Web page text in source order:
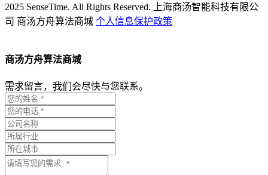
2025 SenseTime. All Rights Reserved. 上海商汤智能科技有限公
司 商汤方舟算法商城 个人信息保护政策
商汤方舟算法商城
需求留言，我们会尽快与您联系。